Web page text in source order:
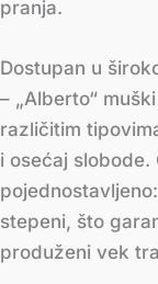
pranja.
Dostupan u
– „Alberto“
različitim
i osećaj slobode.
stepeni, što
produženi vek